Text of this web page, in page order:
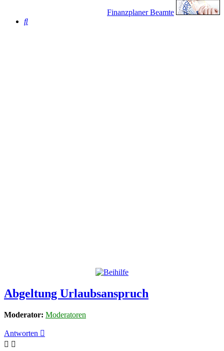
Finanzplaner Beamte
Suche
Abgeltung Urlaubsanspruch
Moderator: Moderatoren
Antworten